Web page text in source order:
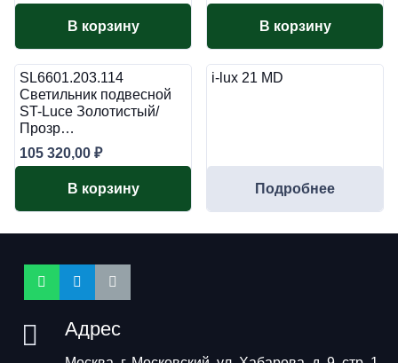
В корзину В корзину
SL6601.203.114
Светильник подвесной
ST-Luce Золотистый/
Прозр…
105 320,00 ₽
В корзину
i-lux 21 MD
Подробнее
Адрес